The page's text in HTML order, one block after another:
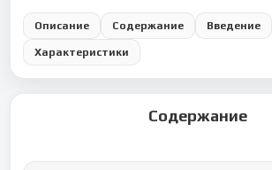
Описание Содержание Введение
Характеристики
Содержание